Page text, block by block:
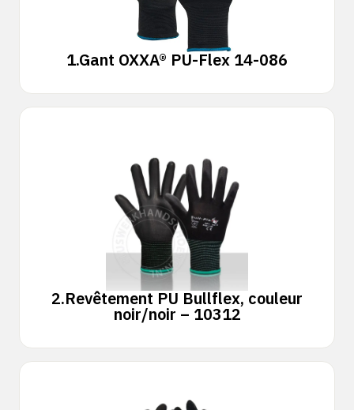
1.Gant OXXA® PU-Flex 14-086
2.Revêtement PU Bullflex, couleur
noir/noir – 10312